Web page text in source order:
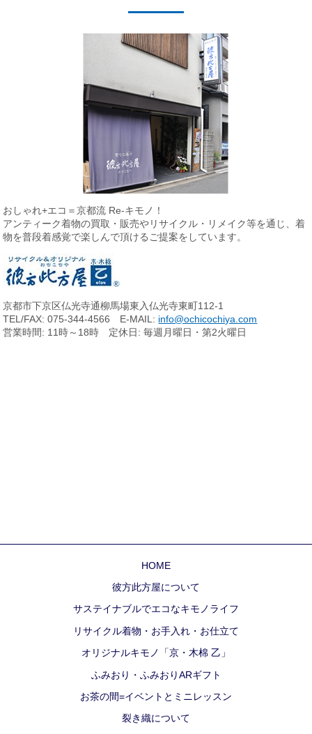
おしゃれ+エコ＝京都流 Re-キモノ！
アンティーク着物の買取・販売やリサイクル・リメイク等を通じ、着
物を普段着感覚で楽しんで頂けるご提案をしています。
京都市下京区仏光寺通柳馬場東入仏光寺東町112-1
TEL/FAX: 075-344-4566 E-MAIL: info@ochicochiya.com
営業時間: 11時～18時 定休日: 毎週月曜日・第2火曜日
HOME
彼方此方屋について
サステイナブルでエコなキモノライフ
リサイクル着物・お手入れ・お仕立て
オリジナルキモノ「京・木棉 乙」
ふみおり・ふみおりARギフト
お茶の間=イベントとミニレッスン
裂き織について